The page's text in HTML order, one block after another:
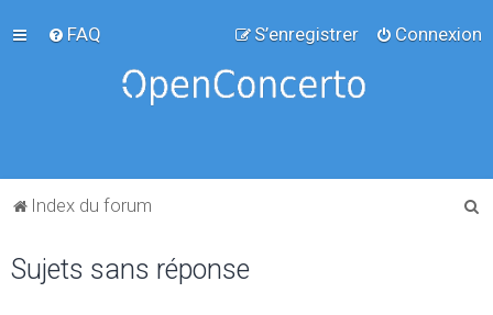
FAQ Connexion
S’enregistrer
Index du forum
Sujets sans réponse